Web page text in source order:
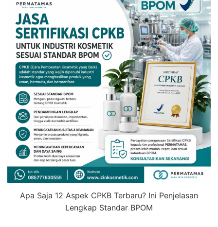
Apa Saja 12 Aspek CPKB Terbaru? Ini Penjelasan
Lengkap Standar BPOM